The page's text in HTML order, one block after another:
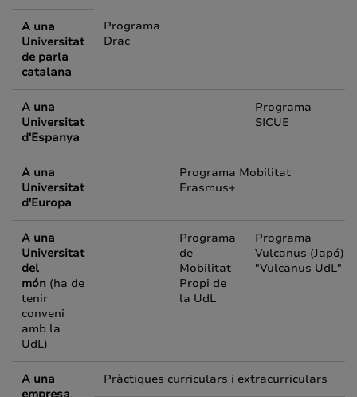
A una
Universitat
de parla
catalana
Programa
Drac
A una
Universitat
d'Espanya
Programa
SICUE
A una
Universitat
d'Europa
Programa Mobilitat
Erasmus+
A una
Universitat
del
món (ha de
tenir
conveni
amb la
UdL)
Programa
de
Mobilitat
Propi de
la UdL
Programa
Vulcanus (Japó)
"Vulcanus UdL"
A una
Pràctiques curriculars i extracurriculars